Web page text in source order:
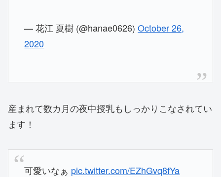
— 花江 夏樹 (@hanae0626)October 26,
2020
産まれて数カ月の夜中授乳もしっかりこなされてい
ます！
可愛いなぁ pic.twitter.com/EZhGvq8fYa